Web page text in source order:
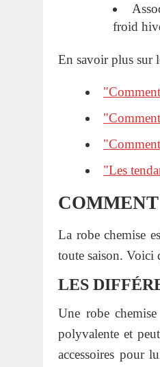
froid
En savoir plus sur
"Les
La robe chemise
toute saison. Voici
LES
Une robe
polyvalente et
accessoires pour